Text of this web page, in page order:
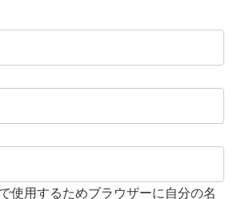
使用するためブラウザーに自分の名